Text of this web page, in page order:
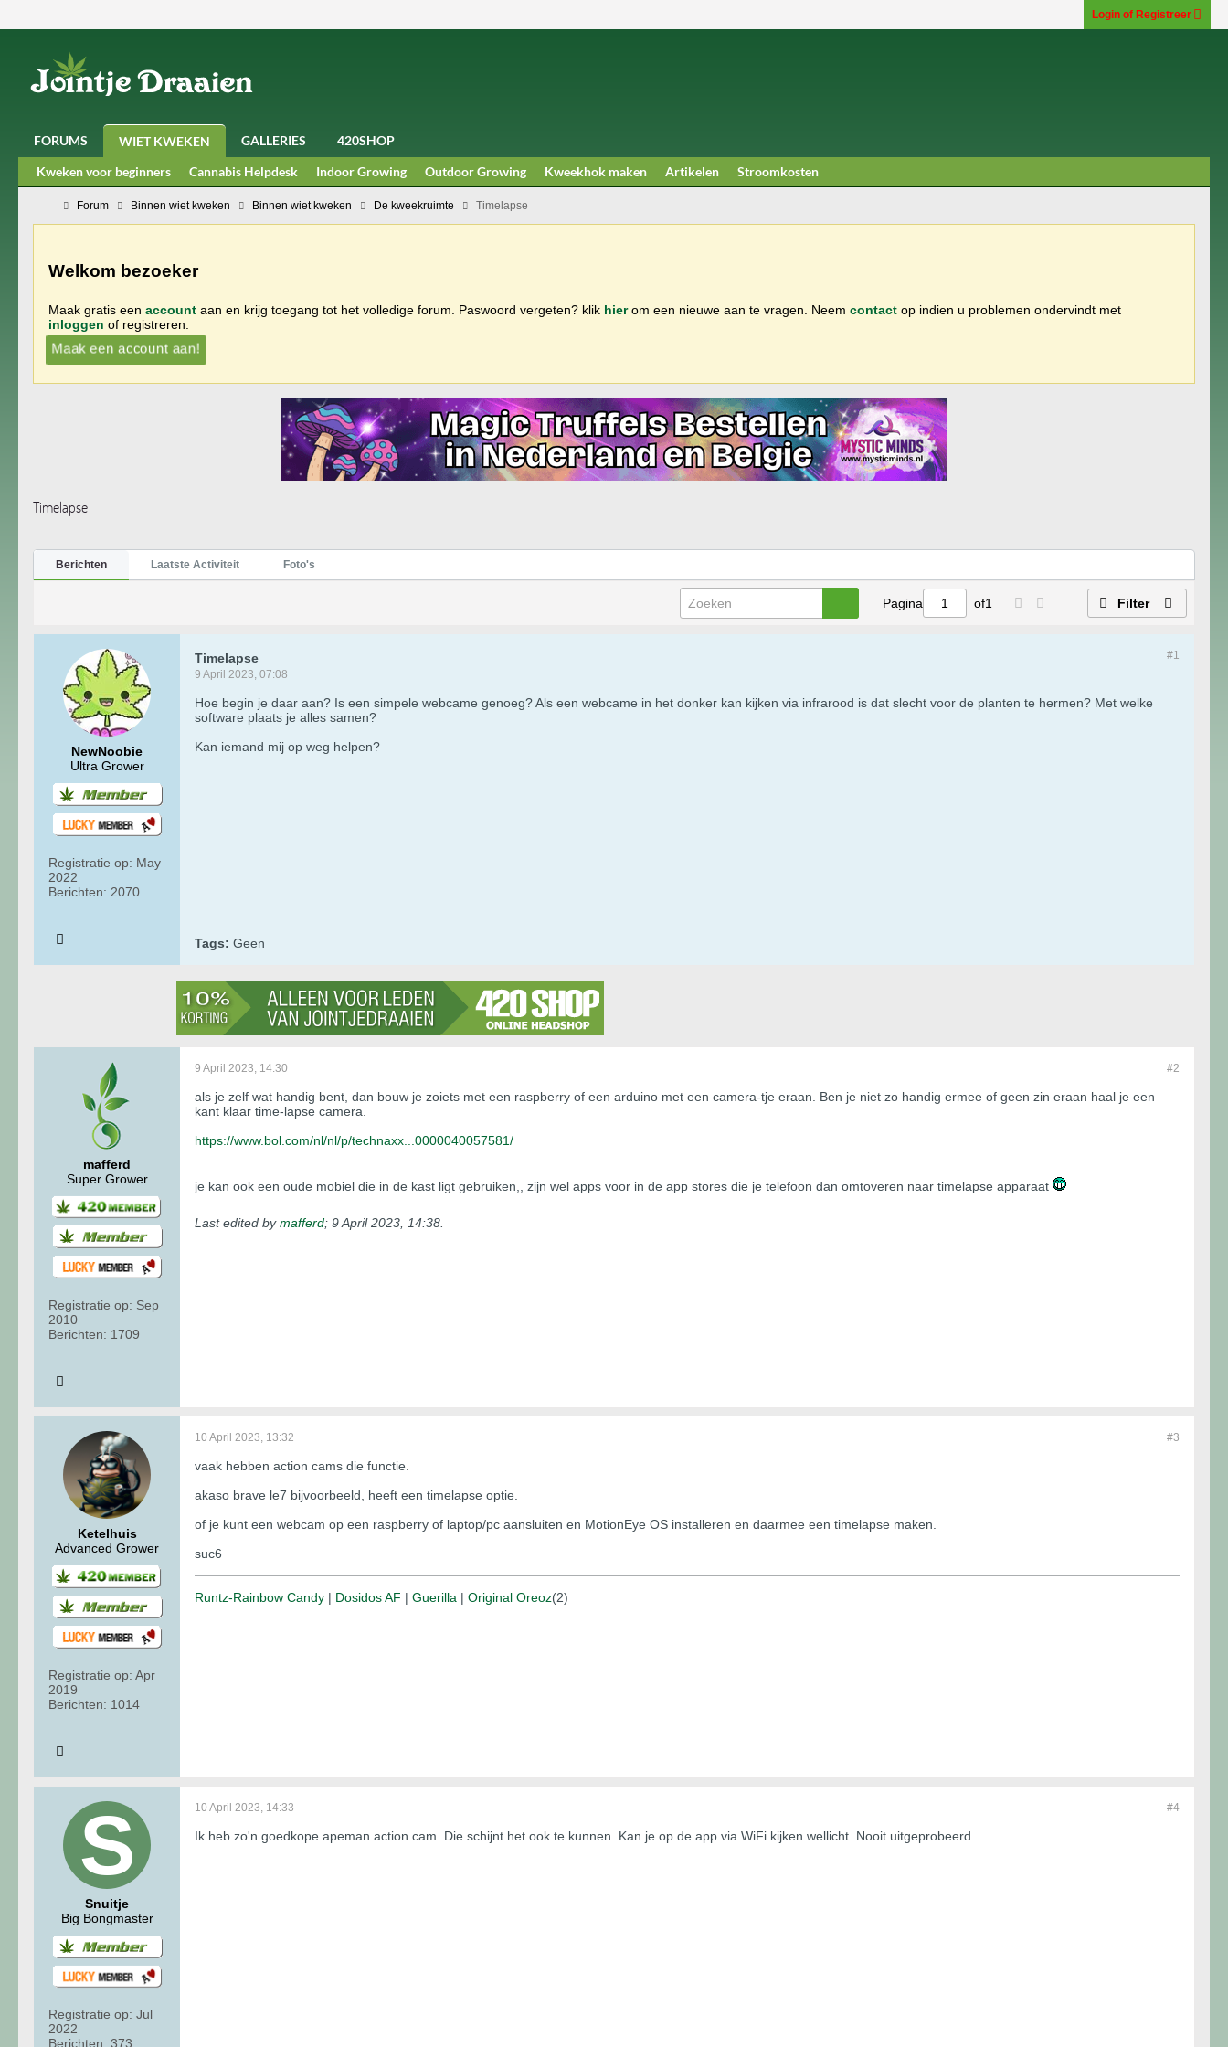
Login of Registreer
FORUMS WIET KWEKEN GALLERIES
420SHOP
Kweken voor beginners
Cannabis Helpdesk Indoor Growing Outdoor Growing Kweekhok maken Artikelen Stroomkosten
Forum Binnen wiet kweken Binnen wiet kweken De kweekruimte Timelapse
Welkom bezoeker
Maak gratis een account aan en krijg toegang tot het volledige forum. Paswoord vergeten? klik hierom een nieuwe aan te vragen. Neem contact op indien u problemen ondervindt met
inloggen of registreren.
Maak een account aan!
Timelapse
Berichten Laatste Activiteit Foto's
Pagina of1 Filter
NewNoobie
Ultra Grower
Registratie op: May
2022
Berichten: 2070
#1
Timelapse
9 April 2023, 07:08
Hoe begin je daar aan? Is een simpele webcame genoeg? Als een webcame in het donker kan kijken via infrarood is dat slecht voor de planten te hermen? Met welke
software plaats je alles samen?
Kan iemand mij op weg helpen?
Tags: Geen
mafferd
Super Grower
Registratie op: Sep
2010
Berichten: 1709
#2
9 April 2023, 14:30
als je zelf wat handig bent, dan bouw je zoiets met een raspberry of een arduino met een camera-tje eraan. Ben je niet zo handig ermee of geen zin eraan haal je een
kant klaar time-lapse camera.
https://www.bol.com/nl/nl/p/technaxx...0000040057581/
je kan ook een oude mobiel die in de kast ligt gebruiken,, zijn wel apps voor in de app stores die je telefoon dan omtoveren naar timelapse apparaat
Last edited bymafferd; 9 April 2023, 14:38
Ketelhuis
Advanced Grower
Registratie op: Apr
2019
Berichten: 1014
#3
10 April 2023, 13:32
vaak hebben action cams die functie.
akaso brave le7 bijvoorbeeld, heeft een timelapse optie.
of je kunt een webcam op een raspberry of laptop/pc aansluiten en MotionEye OS installeren en daarmee een timelapse maken.
suc6
Runtz-Rainbow Candy | Dosidos AF | Guerilla | Original Oreoz(2)
Snuitje
Big Bongmaster
Registratie op: Jul
2022
Berichten: 373
#4
10 April 2023, 14:33
Ik heb zo'n goedkope apeman action cam. Die schijnt het ook te kunnen. Kan je op de app via WiFi kijken wellicht. Nooit uitgeprobeerd